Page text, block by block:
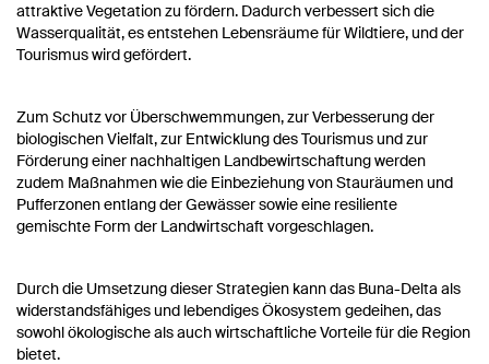
attraktive Vegetation zu fördern. Dadurch verbessert sich die
Wasserqualität, es entstehen Lebensräume für Wildtiere, und der
Tourismus wird gefördert.
Zum Schutz vor Überschwemmungen, zur Verbesserung der
biologischen Vielfalt, zur Entwicklung des Tourismus und zur
Förderung einer nachhaltigen Landbewirtschaftung werden
zudem Maßnahmen wie die Einbeziehung von Stauräumen und
Pufferzonen entlang der Gewässer sowie eine resiliente
gemischte Form der Landwirtschaft vorgeschlagen.
Durch die Umsetzung dieser Strategien kann das Buna-Delta als
widerstandsfähiges und lebendiges Ökosystem gedeihen, das
sowohl ökologische als auch wirtschaftliche Vorteile für die Region
bietet.